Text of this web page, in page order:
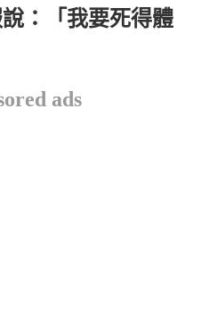
：「我要死得體
ads